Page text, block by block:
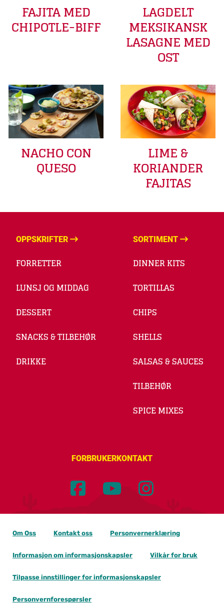
FAJITA MED
CHIPOTLE-BIFF
LAGDELT
MEKSIKANSK
LASAGNE MED
OST
NACHO CON
QUESO
LIME &
KORIANDER
FAJITAS
OPPSKRIFTER
FORRETTER
LUNSJ OG MIDDAG
DESSERT
SNACKS & TILBEHØR
DRIKKE
SORTIMENT
DINNER KITS
TORTILLAS
CHIPS
SHELLS
SALSAS & SAUCES
TILBEHØR
SPICE MIXES
FORBRUKERKONTAKT
Om Oss Kontakt oss Personvernerklæring
Informasjon om informasjonskapsler Vilkår for bruk
Tilpasse innstillinger for informasjonskapsler
Personvernforespørsler